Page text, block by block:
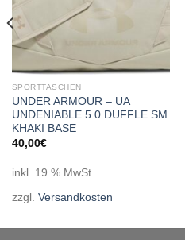
SPORTTASCHEN
UNDER ARMOUR – UA
UNDENIABLE 5.0 DUFFLE SM
KHAKI BASE
40,00€
inkl. 19 % MwSt.
zzgl. Versandkosten